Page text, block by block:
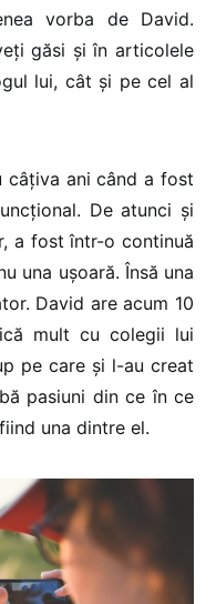
vorba de David.
găsi și în articolele
lui, cât și pe cel al
câțiva ani când a fost
De atunci și
a fost într-o continuă
una ușoară. Însă una
David are acum 10
mult cu colegii lui
pe care și l-au creat
pasiuni din ce în ce
una dintre el.